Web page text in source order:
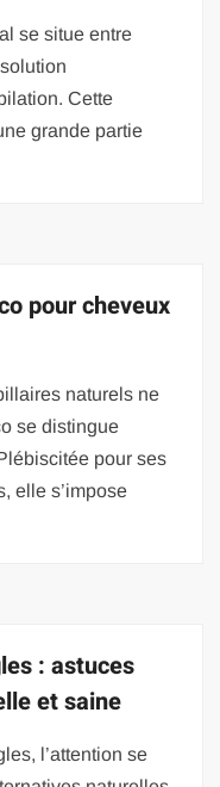
se situe entre
Cette
grande partie
pour cheveux
naturels ne
se distingue
pour ses
elle s’impose
: astuces
et saine
l’attention se